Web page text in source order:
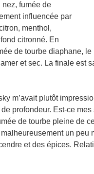
nez, fumée de
influencée par
menthol,
citronné. En
de tourbe diaphane,
et sec. La finale est
m’avait plutôt
profondeur. Est-ce
de tourbe pleine de
un peu
et des épices.